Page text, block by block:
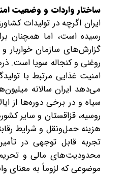
ساختار واردات و وضعیت
ایران اگرچه در تولیدات
رسیده است، اما همچنان
روغنی و کنجاله سویا است.
امنیت غذایی مرتبط با
می‌دهد ایران سالانه
سیاه و در برخی دوره‌ها از
روسیه، قزاقستان و سایر
هزینه حمل‌ونقل و شرایط
تجربه قابل توجهی در
محدودیت‌های مالی و تحریم
موضوعی که لزوماً به